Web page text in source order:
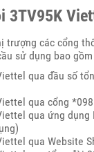
3TV95K
trượng các cổng
sử dụng bao
qua đầu số
qua cổng
qua ứng
qua Website